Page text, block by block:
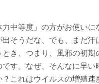
力中等度」の方がお使いに
そうだな、でも、まだ汗
き、つまり、風邪の初期
す。なぜ、そんなに早い
これはウイルスの増殖速